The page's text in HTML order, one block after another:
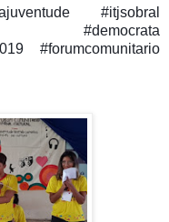
#itjsobral
#democrata
#forumcomunitario